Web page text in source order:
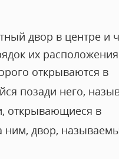
двор в центре и
их расположения
открываются в
позади него,
открывающиеся в
ним, двор,